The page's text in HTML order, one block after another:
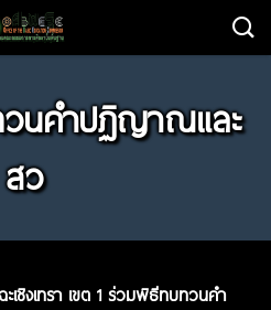
นคำปฏิญาณและ
สว
เชิงเทรา เขต 1 ร่วมพิธีทบทวนคำ